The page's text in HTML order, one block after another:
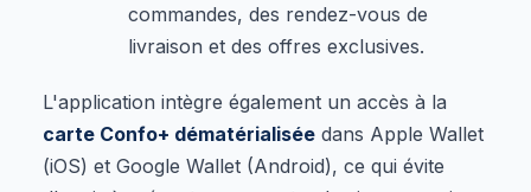
commandes, des rendez-vous de
livraison et des offres exclusives.
L'application intègre également un accès à la
carte Confo+ dématérialisée dans Apple Wallet
(iOS) et Google Wallet (Android), ce qui évite